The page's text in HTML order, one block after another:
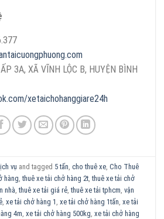
3A, XÃ VĨNH LỘC B, HUYỆN BÌNH
xetaichohanggiare24h
vụ and tagged 5 tấn ,cho thuê xe ,Cho Thuê
hàng ,thuê xe tải chở hàng 2t ,thuê xe tải chở
nhà ,thuê xe tải giá rẻ ,thuê xe tải tphcm ,vận
,xe tải chở hàng 1 ,xe tải chở hàng 1tấn ,xe tải
4m ,xe tải chở hàng 500kg ,xe tải chở hàng